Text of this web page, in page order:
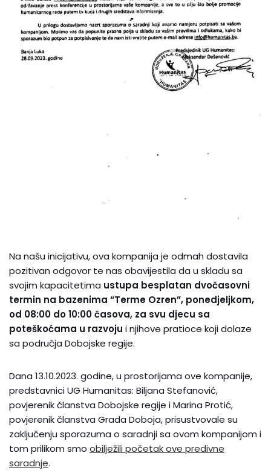
Na našu inicijativu, ova kompanija je odmah dostavila
pozitivan odgovor te nas obavijestila da u skladu sa
svojim kapacitetima ustupa besplatan dvočasovni
termin na bazenima “Terme Ozren”, ponedjeljkom,
od 08:00 do 10:00 časova, za svu djecu sa
poteškoćama u razvoju i njihove pratioce koji dolaze
sa područja Dobojske regije.
Dana 13.10.2023. godine, u prostorijama ove kompanije,
predstavnici UG Humanitas: Biljana Stefanović,
povjerenik članstva Dobojske regije i Marina Protić,
povjerenik članstva Grada Doboja, prisustvovale su
zaključenju sporazuma o saradnji sa ovom kompanijom i
tom prilikom smo obilježili početak ove predivne
saradnje.